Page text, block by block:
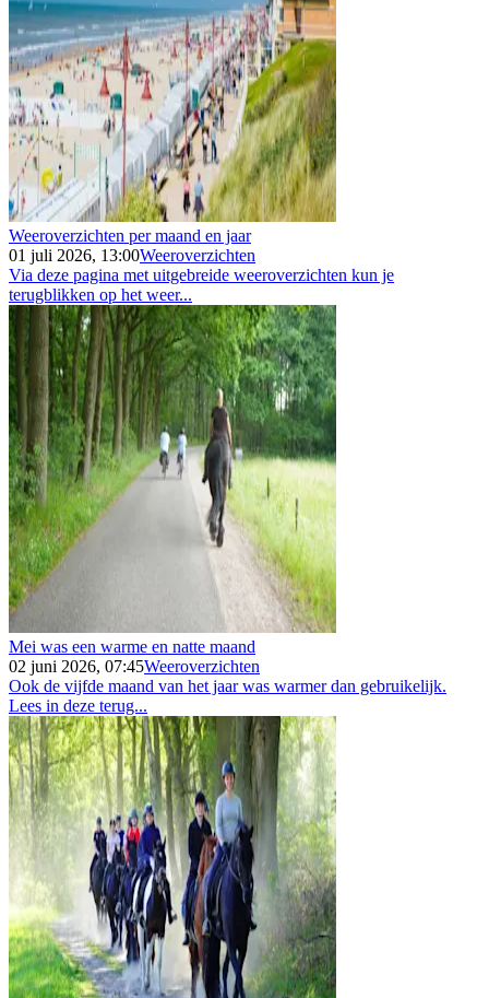
Weeroverzichten per maand en jaar
01 juli 2026, 13:00Weeroverzichten
Via deze pagina met uitgebreide weeroverzichten kun je
terugblikken op het weer...
Mei was een warme en natte maand
02 juni 2026, 07:45Weeroverzichten
Ook de vijfde maand van het jaar was warmer dan gebruikelijk.
Lees in deze terug...